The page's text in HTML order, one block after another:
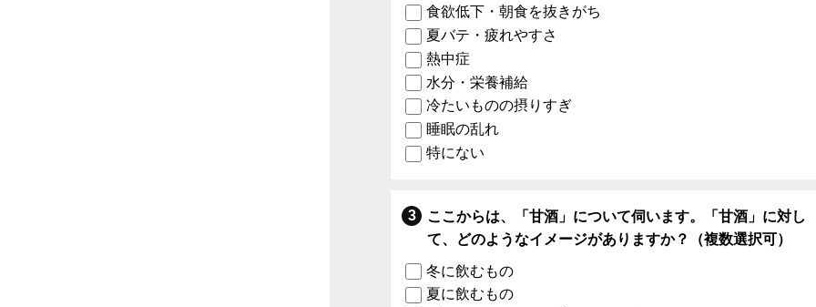
食欲低下・朝食を抜きがち
夏バテ・疲れやすさ
熱中症
水分・栄養補給
冷たいものの摂りすぎ
睡眠の乱れ
特にない
ここからは、「甘酒」について伺います。「甘酒」に対し
て、どのようなイメージがありますか？（複数選択可）
冬に飲むもの
夏に飲むもの